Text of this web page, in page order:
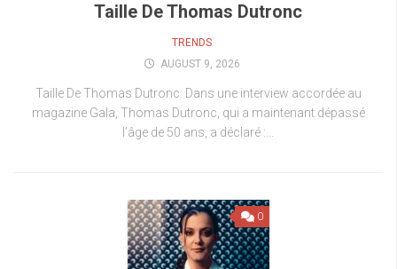
Taille De Thomas Dutronc
TRENDS
AUGUST 9, 2026
Taille De Thomas Dutronc: Dans une interview accordée au
magazine Gala, Thomas Dutronc, qui a maintenant dépassé
l’âge de 50 ans, a déclaré :...
0